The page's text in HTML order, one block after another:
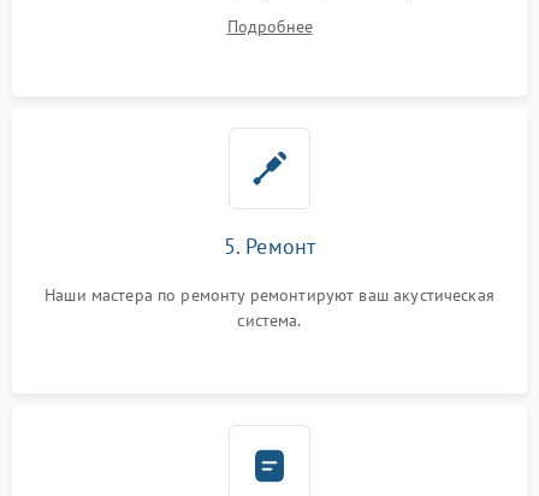
Подробнее
5. Ремонт
Наши мастера по ремонту ремонтируют ваш акустическая
система.